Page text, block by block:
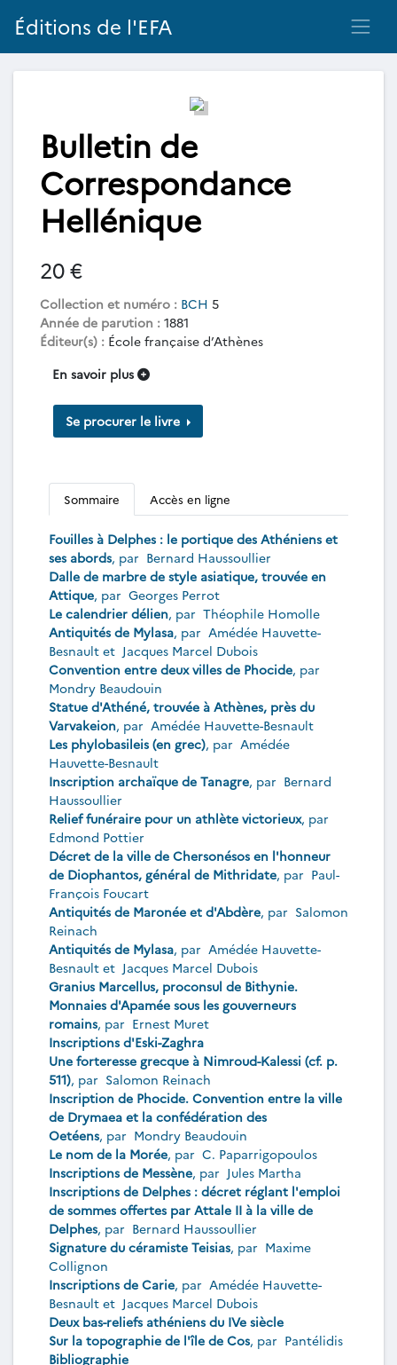
Éditions de l'EFA
Bulletin de
Correspondance
Hellénique
20 €
Collection et numéro : BCH 5
Année de parution : 1881
Éditeur(s) : École française d’Athènes
En savoir plus
Se procurer le livre
Sommaire Accès en ligne
Fouilles à Delphes : le portique des Athéniens et
ses abords, par Bernard Haussoullier
Dalle de marbre de style asiatique, trouvée en
Attique, par Georges Perrot
Le calendrier délien, par Théophile Homolle
Antiquités de Mylasa, par Amédée Hauvette-
Besnault et Jacques Marcel Dubois
Convention entre deux villes de Phocide, par
Mondry Beaudouin
Statue d'Athéné, trouvée à Athènes, près du
Varvakeion, par Amédée Hauvette-Besnault
Les phylobasileis (en grec), par Amédée
Hauvette-Besnault
Inscription archaïque de Tanagre, par Bernard
Haussoullier
Relief funéraire pour un athlète victorieux, par
Edmond Pottier
Décret de la ville de Chersonésos en l'honneur
de Diophantos, général de Mithridate, par Paul-
François Foucart
Antiquités de Maronée et d'Abdère, par Salomon
Reinach
Antiquités de Mylasa, par Amédée Hauvette-
Besnault et Jacques Marcel Dubois
Granius Marcellus, proconsul de Bithynie.
Monnaies d'Apamée sous les gouverneurs
romains, par Ernest Muret
Inscriptions d'Eski-Zaghra
Une forteresse grecque à Nimroud-Kalessi (cf. p.
511), par Salomon Reinach
Inscription de Phocide. Convention entre la ville
de Drymaea et la confédération des
Oetéens, par Mondry Beaudouin
Le nom de la Morée, par C. Paparrigopoulos
Inscriptions de Messène, par Jules Martha
Inscriptions de Delphes : décret réglant l'emploi
de sommes offertes par Attale II à la ville de
Delphes, par Bernard Haussoullier
Signature du céramiste Teisias, par Maxime
Collignon
Inscriptions de Carie, par Amédée Hauvette-
Besnault et Jacques Marcel Dubois
Deux bas-reliefs athéniens du IVe siècle
Sur la topographie de l'île de Cos, par Pantélidis
Bibliographie